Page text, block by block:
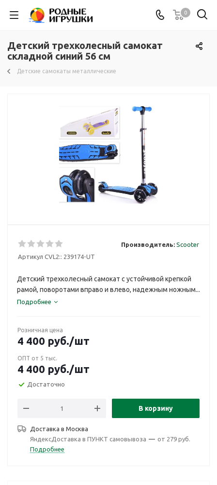
0
Детский трехколесный самокат
складной синий 56 см
Детские самокаты металлические
Артикул CVL2:: 239174-UT
Производитель: Scooter
Детский трехколесный самокат с устойчивой крепкой
рамой, поворотами вправо и влево, надежным ножным...
Подробнее
Розничная цена
4 400 руб./шт
ОПТ от 5 тыс.
4 400 руб./шт
Достаточно
В корзину
Доставка в Москва
ЯндексДоставка в ПУНКТ самовывоза — от 279 руб.
Подробнее